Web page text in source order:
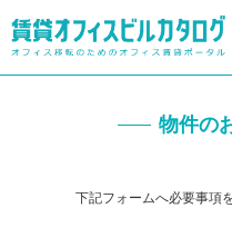
物件の
下記フォームへ必要事項